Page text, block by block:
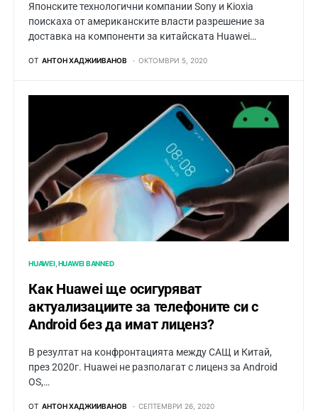
Японските технологични компании Sony и Kioxia
поискаха от американските власти разрешение за
доставка на компоненти за китайската Huawei…
ОТ АНТОН ХАДЖИИВАНОВ ОКТОМВРИ 5, 2020
HUAWEI HUAWEI BANNED
Как Huawei ще осигуряват
актуализациите за телефоните си с
Android без да имат лиценз?
В резултат на конфронтацията между САЩ и Китай,
през 2020г. Huawei не разполагат с лиценз за Android
OS,…
ОТ АНТОН ХАДЖИИВАНОВ СЕПТЕМВРИ 26, 2020